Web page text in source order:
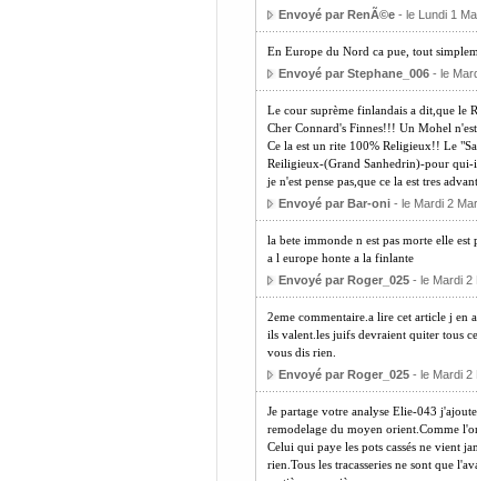
Envoyé par RenÃ©e- le Lundi 1
En Europe du Nord ca pue, tout
Envoyé par Stephane_006- le
Le cour suprème finlandais a dit,que le
Cher Connard's Finnes!!! Un Mohel
Ce la est un rite 100% Religieux!! Le
Reiligieux-(Grand Sanhedrin)-pour qui-
je n'est pense pas,que ce la est tres
Envoyé par Bar-oni- le Mardi 2
la bete immonde n est pas morte elle
a l europe honte a la finlante
Envoyé par Roger_025- le Mardi 2
2eme commentaire.a lire cet article j en
ils valent.les juifs devraient quiter tous
vous dis rien.
Envoyé par Roger_025- le Mardi 2
Je partage votre analyse Elie-043
remodelage du moyen orient.Comme
Celui qui paye les pots cassés ne vient
rien.Tous les tracasseries ne sont que